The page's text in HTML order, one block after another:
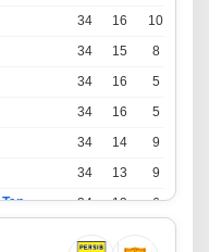
34 16 10
34 15 8
34 16 5
34 16 5
34 14 9
34 13 9
Persatuan Sepak Bola Indonesia Tangerang 34 13 6